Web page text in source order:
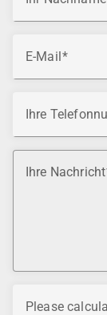
E-Mail
Ihre
Ihre Nachricht
Please